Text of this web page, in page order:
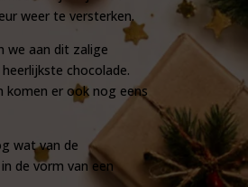
weer te versterken.
we aan dit zalige
chocolade.
komen er ook nog eens
wat van de
de vorm van een